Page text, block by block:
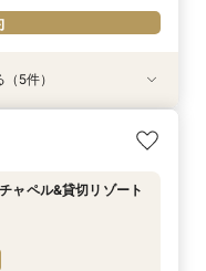
身の豪華フレンチ試食
コース試食＆10大特典
し」アップ額が少ない
ンちゃんも一緒！貸切
談会】スマホで簡単！
5件）
ャペル&貸切リゾート